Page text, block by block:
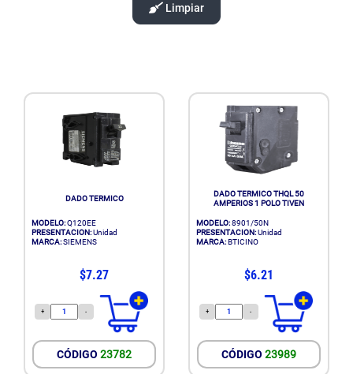
Limpiar
DADO TERMICO
MODELO:Q120EE
PRESENTACION:Unidad
MARCA:SIEMENS
$7.27
+ -
CÓDIGO 23782
DADO TERMICO THQL 50
AMPERIOS 1 POLO TIVEN
MODELO:8901/50N
PRESENTACION:Unidad
MARCA:BTICINO
$6.21
+ -
CÓDIGO 23989